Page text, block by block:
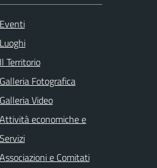
Eventi
Luoghi
Il Territorio
Galleria Fotografica
Galleria Video
Attività economiche e
Servizi
Associazioni e Comitati